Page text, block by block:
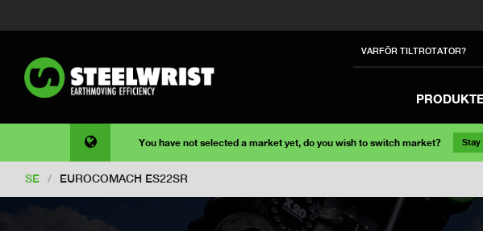
VARFÖR TILTROTATOR?
You have not selected a market yet, do you wish to switch market? Stay
SE / EUROCOMACH ES22SR